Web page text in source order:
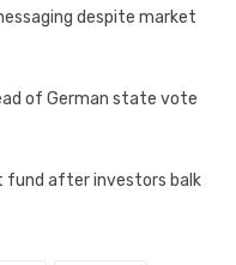
despite market
of German state vote
fund after investors balk